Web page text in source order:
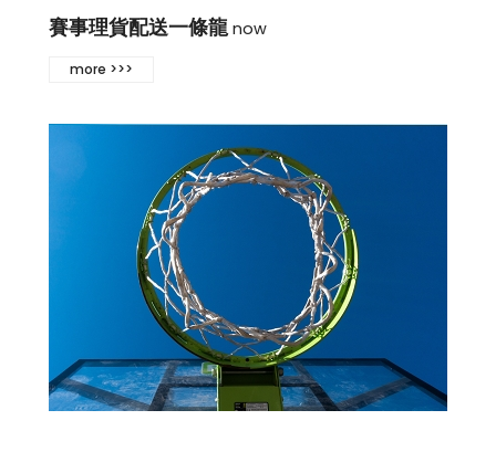
賽事理貨配送一條龍now
more >>>